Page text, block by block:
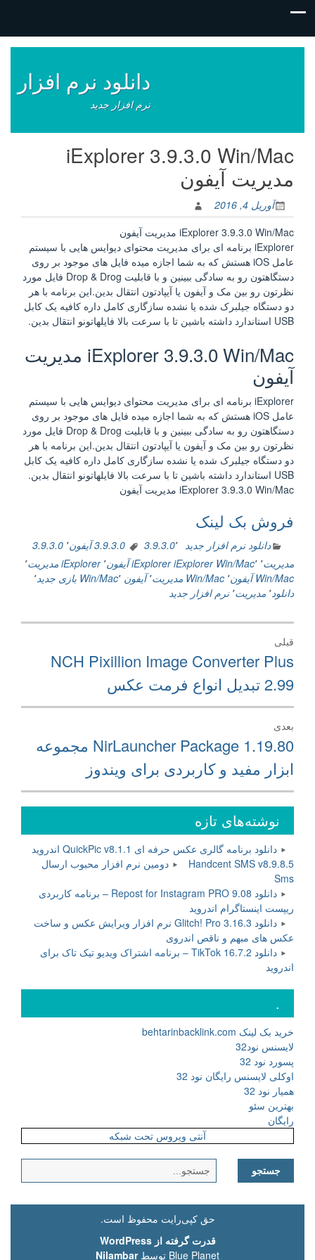
نوشته‌ها
دانلود نرم افزار
نرم افزار جدید
iExplorer 3.9.3.0 Win/Mac
مدیریت آیفون
آوریل 4, 2016
iExplorer 3.9.3.0 Win/Mac مدیریت آیفون
iExplorer برنامه ای برای مدیریت محتوای دیوایس هایی با سیستم
عامل iOS هستش که به شما اجازه میده فایل های موجود بر روی
دستگاهتون رو به سادگی ببینین و با قابلیت Drop & Drog فایل مورد
نظرتون رو بین مک و آیفون یا آیپادتون انتقال بدین.این برنامه با هر
دو دستگاه جیلبرک شده یا نشده سازگاری کامل داره کافیه یک کابل
USB استاندارد داشته باشین تا با سرعت بالا فایلهاتونو انتقال بدین.
iExplorer 3.9.3.0 Win/Mac مدیریت
آیفون
iExplorer برنامه ای برای مدیریت محتوای دیوایس هایی با سیستم
عامل iOS هستش که به شما اجازه میده فایل های موجود بر روی
دستگاهتون رو به سادگی ببینین و با قابلیت Drop & Drog فایل مورد
نظرتون رو بین مک و آیفون یا آیپادتون انتقال بدین.این برنامه با هر
دو دستگاه جیلبرک شده یا نشده سازگاری کامل داره کافیه یک کابل
USB استاندارد داشته باشین تا با سرعت بالا فایلهاتونو انتقال بدین.
iExplorer 3.9.3.0 Win/Mac مدیریت آیفون
فروش بک لینک
دانلود نرم افزار جدید 3.9.3.0٬ 3.9.3.0 آیفون ٬ 3.9.3.0
مدیریت٬ iExplorer Win/Mac٬ iExplorer آیفون ٬ iExplorer مدیریت
٬
Win/Mac آیفون
٬ Win/Mac مدیریت ٬ آیفون Win/Mac ٬ بازی جدید٬
دانلود٬ مدیریت٬ نرم افزار جدید
راهبری
نوشته
قبلی
نوشته
قبلی:
NCH Pixillion Image Converter Plus
2.99 تبدیل انواع فرمت عکس
بعدی
نوشته
بعدی:
NirLauncher Package 1.19.80 مجموعه
ابزار مفید و کاربردی برای ویندوز
نوشته‌های تازه
دانلود برنامه گالری عکس حرفه ای QuickPic v8.1.1 اندروید
Handcent SMS v8.9.8.5 دومین نرم افزار محبوب ارسال
Sms
دانلود Repost for Instagram PRO 9.08 – برنامه کاربردی
ریپست اینستاگرام اندروید
دانلود Glitch! Pro 3.16.3 نرم افزار ویرایش عکس و ساخت
عکس های مبهم و ناقص اندروی
دانلود TikTok 16.7.2 – برنامه اشتراک ویدیو تیک تاک برای
اندروید
.
خرید بک لینک behtarinbacklink.com
لایسنس نود32
پسورد نود 32
اوکلی لایسنس رایگان نود 32
همیار نود 32
بهترین سئو
رایگان
آنتی ویروس تحت شبکه
برای:
حق کپی‌رایت محفوظ است.
قدرت گرفته از WordPress
Blue Planet توسط
Nilambar